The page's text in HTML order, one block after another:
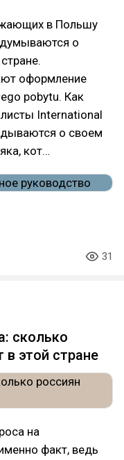
в Польшу
о
оформление
pobytu. Как
International
о своем
кот…
31
сколько
в этой стране
на
факт, ведь